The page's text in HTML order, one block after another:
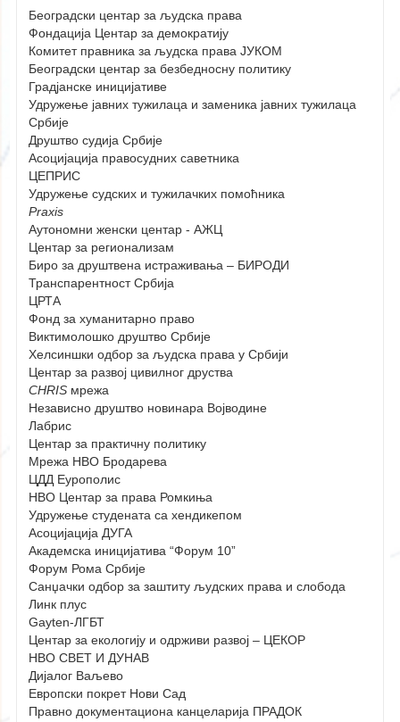
Београдски центар за људска права
Фондација Центар за демократију
Комитет правника за људска права ЈУКОМ
Београдски центар за безбедносну политику
Градјанске иницијативе
Удружење јавних тужилаца и заменика јавних тужилаца
Србије
Друштво судија Србије
Асоцијација правосудних саветника
ЦЕПРИС
Удружење судских и тужилачких помоћника
Praxis
Аутономни женски центар - АЖЦ
Центар за регионализам
Биро за друштвена истраживања – БИРОДИ
Транспарентност Србија
ЦРТА
Фонд за хуманитарно право
Виктимолошко друштво Србије
Хелсиншки одбор за људска права у Србији
Центар за развој цивилног друства
CHRISмрежа
Независно друштво новинара Војводине
Лабрис
Центар за практичну политику
Мрежа НВО Бродарева
ЦДД Еурополис
НВО Центар за права Ромкиња
Удружење студената са хендикепом
Асоцијација ДУГА
Академска иницијатива “Форум 10”
Форум Рома Србије
Санџачки одбор за заштиту људских права и слобода
Линк плус
Gayten-ЛГБТ
Центар за екологију и одрживи развој – ЦЕКОР
НВО СВЕТ И ДУНАВ
Дијалог Ваљево
Европски покрет Нови Сад
Правно документациона канцеларија ПРАДОК